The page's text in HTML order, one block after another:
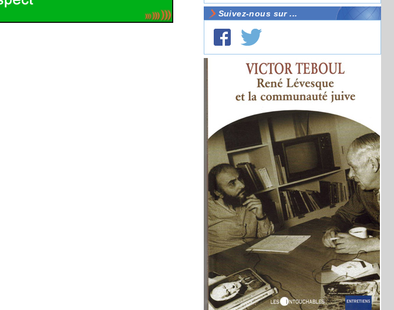
Suivez-nous sur ...